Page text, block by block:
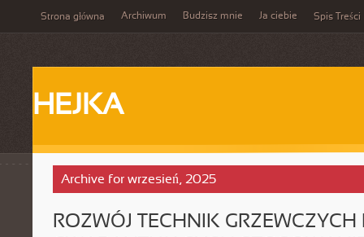
Strona główna Archiwum Budzisz mnie Ja ciebie Spis Treści
HEJKA
Archive for wrzesień, 2025
ROZWÓJ TECHNIK GRZEWCZYCH